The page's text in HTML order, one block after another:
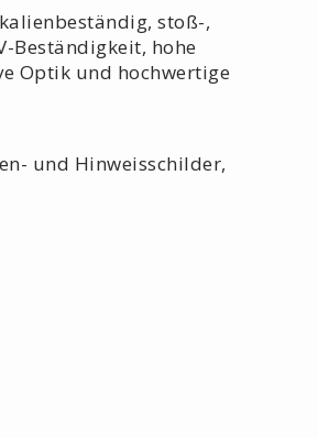
stoß-,
Beständigkeit, hohe
Optik und hochwertige
und Hinweisschilder,